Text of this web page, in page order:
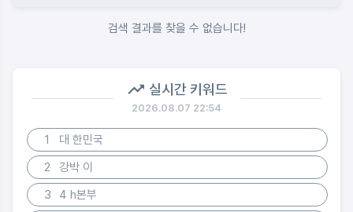
검색 결과를 찾을 수 없습니다!
실시간 키워드
2026.08.07 22:54
1
대 한민국
2
강박 이
3
4 h본부